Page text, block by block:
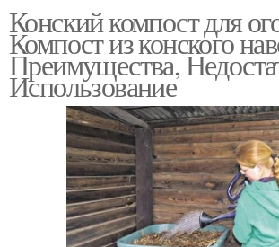
Конский компост для
Компост из конского
Преимущества,
Использование